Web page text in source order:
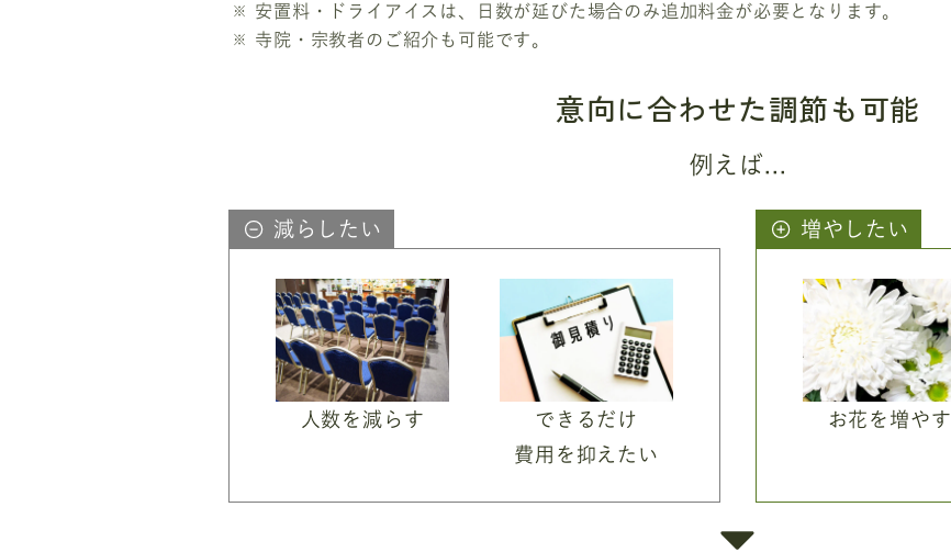
安置料・ドライアイスは、日数が延びた場合のみ追加料金が必要となります。
寺院・宗教者のご紹介も可能です。
意向に合わせた調節も可能
例えば...
減らしたい
人数を減らす
できるだけ
費用を抑えたい
増やしたい
お花を増やす